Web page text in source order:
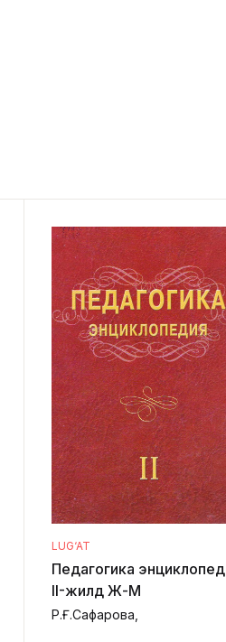
LUG‘AT
Педагогика
II-жилд Ж-М
Р.Ғ.Сафарова,